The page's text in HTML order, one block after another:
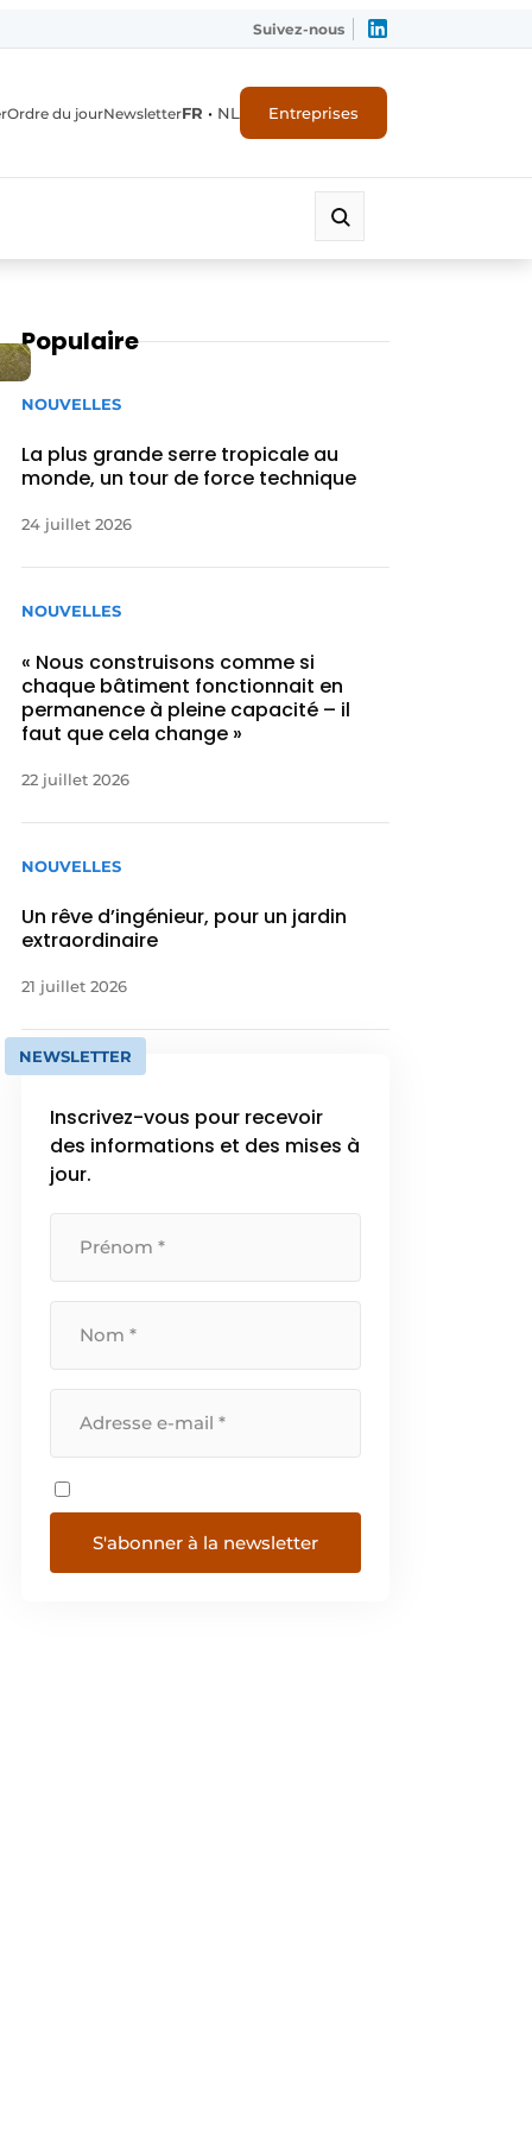
Suivez-nous
Ordre du jourNewsletterFR • NL Entreprises
Populaire
NOUVELLES
La plus grande serre tropicale au
monde, un tour de force technique
24 juillet 2026
NOUVELLES
« Nous construisons comme si
chaque bâtiment fonctionnait en
permanence à pleine capacité – il
faut que cela change »
22 juillet 2026
NOUVELLES
Un rêve d’ingénieur, pour un jardin
extraordinaire
21 juillet 2026
NEWSLETTER
Inscrivez-vous pour recevoir
des informations et des mises à
jour.